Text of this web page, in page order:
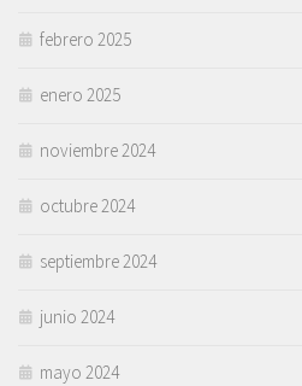
febrero 2025
enero 2025
noviembre 2024
octubre 2024
septiembre 2024
junio 2024
mayo 2024